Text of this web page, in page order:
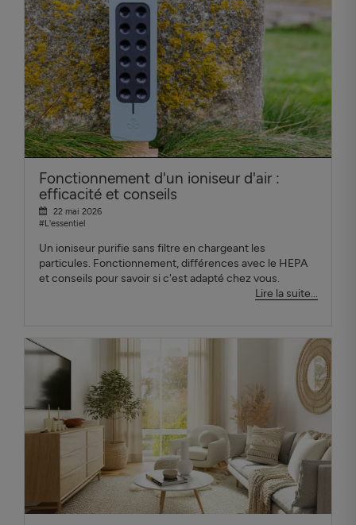
Fonctionnement d'un ioniseur d'air :
efficacité et conseils
22 mai 2026
#L'essentiel
Un ioniseur purifie sans filtre en chargeant les
particules. Fonctionnement, différences avec le HEPA
et conseils pour savoir si c'est adapté chez vous.
Lire la suite...